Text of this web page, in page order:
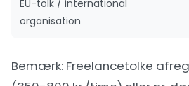
EU-tolk / international
organisation
Bemærk: Freelancetolke